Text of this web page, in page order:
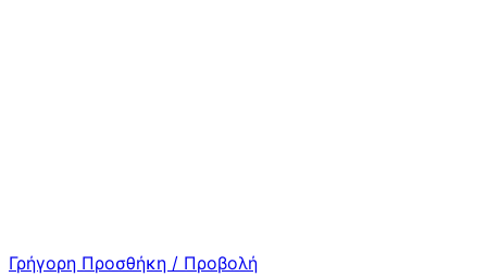
Γρήγορη Προσθήκη / Προβολή